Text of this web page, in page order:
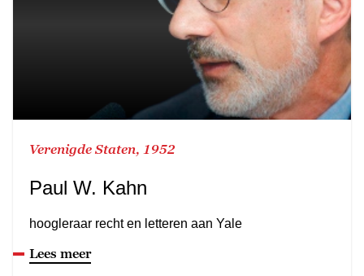
Verenigde Staten, 1952
Paul W. Kahn
hoogleraar recht en letteren aan Yale
Lees meer